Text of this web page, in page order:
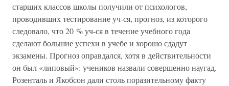
старших классов школы получили от психологов,
проводивших тестирование уч-ся, прогноз, из которого
следовало, что 20 % уч-ся в течение учебного года
сделают большие успехи в учебе и хорошо сдадут
экзамены. Прогноз оправдался, хотя в действительности
он был «липовый»: учеников назвали совершенно наугад.
Розенталь и Якобсон дали столь поразительному факту